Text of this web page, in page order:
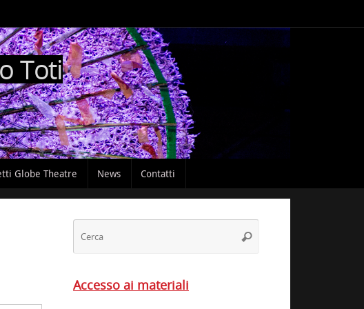
Toti
Globe Theatre News Contatti
Cerca
Accesso ai materiali